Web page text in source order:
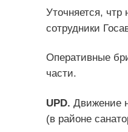
Уточняется, чтр
сотрудники
Оперативные
части.
UPD. Движение
(в районе